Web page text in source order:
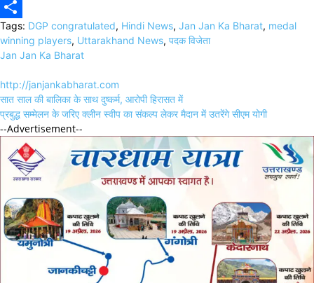
Copy
Link
Share
Tags: DGP congratulated, Hindi News, Jan Jan Ka Bharat, medal
winning players, Uttarakhand News, पदक विजेता
Jan Jan Ka Bharat
http://janjankabharat.com
Post
navigation
सात साल की बालिका के साथ दुष्कर्म, आरोपी हिरासत में
प्रबुद्ध सम्मेलन के जरिए क्लीन स्वीप का संकल्प लेकर मैदान में उतरेंगे सीएम योगी
--Advertisement--